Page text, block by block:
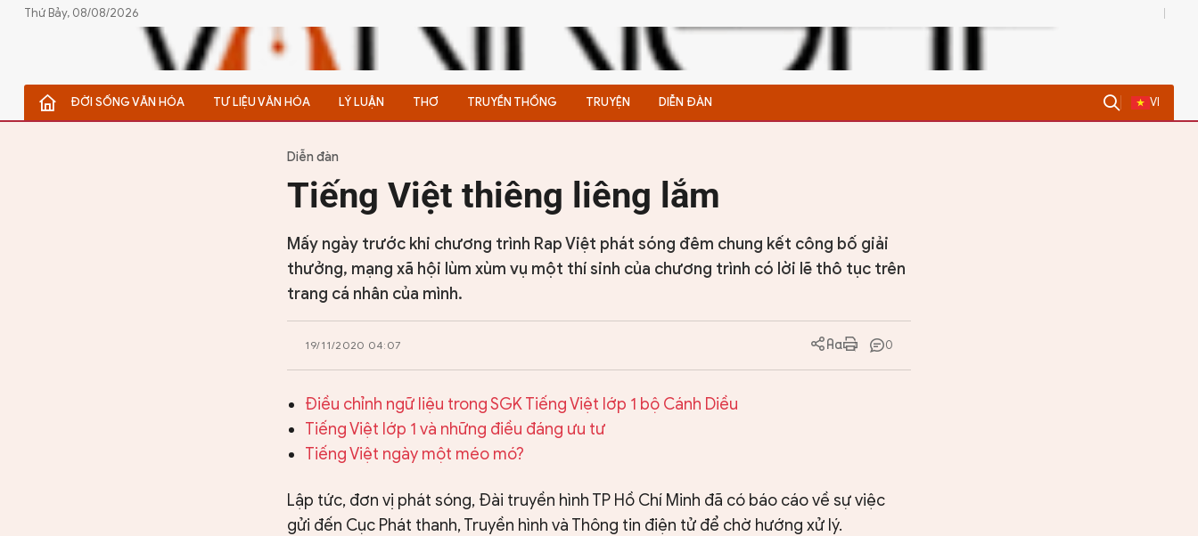
Thứ Bảy, 08/08/2026
ĐỜI SỐNG VĂN HÓA TƯ LIỆU VĂN HÓA LÝ LUẬN THƠ TRUYỀN THỐNG TRUYỆN DIỄN ĐÀN VI
ĐỜI SỐNG VĂN HÓA
Diễn đàn
Tiếng Việt thiêng liêng lắm
Mấy ngày trước khi chương trình Rap Việt phát sóng đêm chung kết công bố giải
thưởng, mạng xã hội lùm xùm vụ một thí sinh của chương trình có lời lẽ thô tục trên
trang cá nhân của mình.
19/11/2020 04:07 0
Điều chỉnh ngữ liệu trong SGK Tiếng Việt lớp 1 bộ Cánh Diều
Tiếng Việt lớp 1 và những điều đáng ưu tư
Tiếng Việt ngày một méo mó?
Lập tức, đơn vị phát sóng, Đài truyền hình TP Hồ Chí Minh đã có báo cáo về sự việc
gửi đến Cục Phát thanh, Truyền hình và Thông tin điện tử để chờ hướng xử lý.